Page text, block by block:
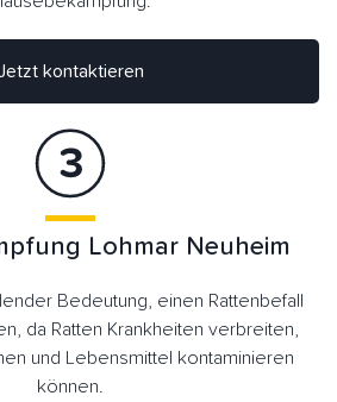
kontaktieren
Lohmar Neuheim
Bedeutung, einen Rattenbefall
da Ratten Krankheiten verbreiten,
und Lebensmittel kontaminieren
können.